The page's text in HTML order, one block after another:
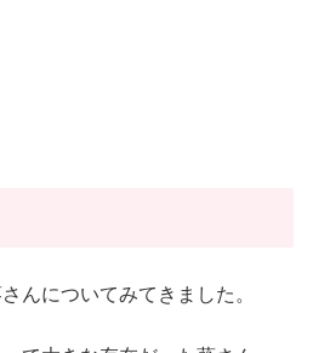
んについてみてきました。